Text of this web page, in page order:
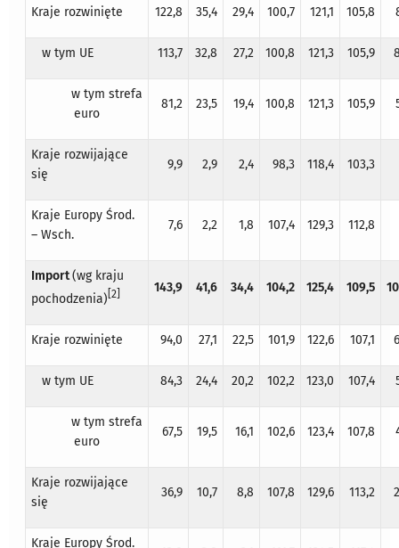
Kraje rozwinięte 122,8 35,4 29,4 100,7 121,1 105,8
w tym UE 113,7 32,8 27,2 100,8 121,3 105,9
w tym strefa
euro
81,2 23,5 19,4 100,8 121,3 105,9
Kraje rozwijające
się
9,9 2,9 2,4 98,3 118,4 103,3
Kraje Europy Środ.
– Wsch.
7,6 2,2 1,8 107,4 129,3 112,8
Import(wg kraju
pochodzenia) [2] 143,9 41,6 34,4 104,2 125,4 109,5
Kraje rozwinięte 94,0 27,1 22,5 101,9 122,6 107,1
w tym UE 84,3 24,4 20,2 102,2 123,0 107,4
w tym strefa
euro
67,5 19,5 16,1 102,6 123,4 107,8
Kraje rozwijające
się
36,9 10,7 8,8 107,8 129,6 113,2
Kraje Europy Środ.